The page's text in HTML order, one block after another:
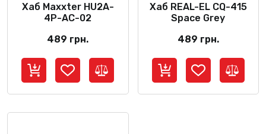
Хаб Maxxter HU2A-
4P-AC-02
489 грн.
Хаб REAL-EL CQ-415
Space Grey
489 грн.